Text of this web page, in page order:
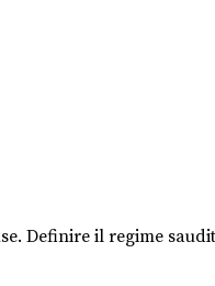
Definire il regime